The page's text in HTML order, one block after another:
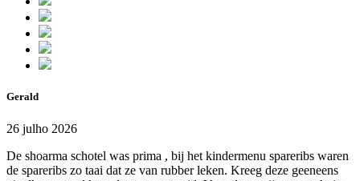
Gerald
26 julho 2026
De shoarma schotel was prima , bij het kindermenu spareribs waren
de spareribs zo taai dat ze van rubber leken. Kreeg deze geeneens